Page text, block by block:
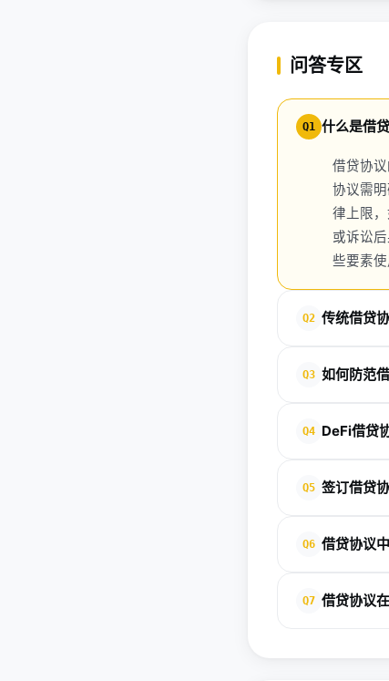
问答专区
Q1 什么是借
借贷协
协议需
律上限
或诉讼
些要素
Q2 传统借贷
核和法律诉讼解
押和自动清算，
Q3 如何防范
其次，进行借款
Aave，可利用闪
Q4 DeFi借贷
缓冲。例如，抵
过智能合约自动
Q5 签订借贷
争议解决路径，
份副本，并了解
Q6 借贷协议
式。传统协议需
Q7 借贷协议